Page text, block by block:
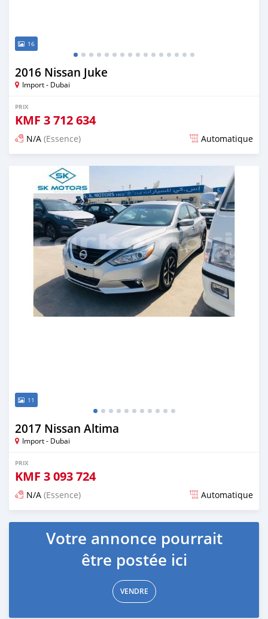
16
2016 Nissan Juke
Import - Dubai
PRIX
KMF 3 712 634
N/A (Essence) Automatique
Publié il y a presque 6 ans
11
2017 Nissan Altima
Import - Dubai
PRIX
KMF 3 093 724
N/A (Essence) Automatique
Publié il y a presque 6 ans
Votre annonce pourrait
être postée ici
VENDRE